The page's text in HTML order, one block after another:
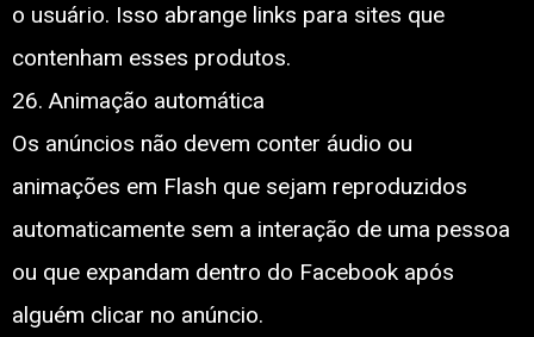
o usuário. Isso abrange links para sites que
contenham esses produtos.
26. Animação automática
Os anúncios não devem conter áudio ou
animações em Flash que sejam reproduzidos
automaticamente sem a interação de uma pessoa
ou que expandam dentro do Facebook após
alguém clicar no anúncio.